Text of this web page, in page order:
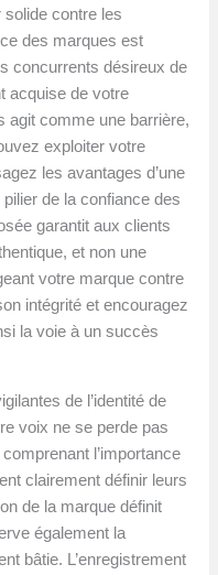
solide contre les
des marques est
concurrents désireux de
acquise de votre
agit comme une barrière,
exploiter votre
les avantages d’une
pilier de la confiance des
garantit aux clients
et non une
votre marque contre
intégrité et encouragez
la voie à un succès
de l’identité de
voix ne se perde pas
l’importance
clairement définir leurs
de la marque définit
également la
bâtie. L’enregistrement